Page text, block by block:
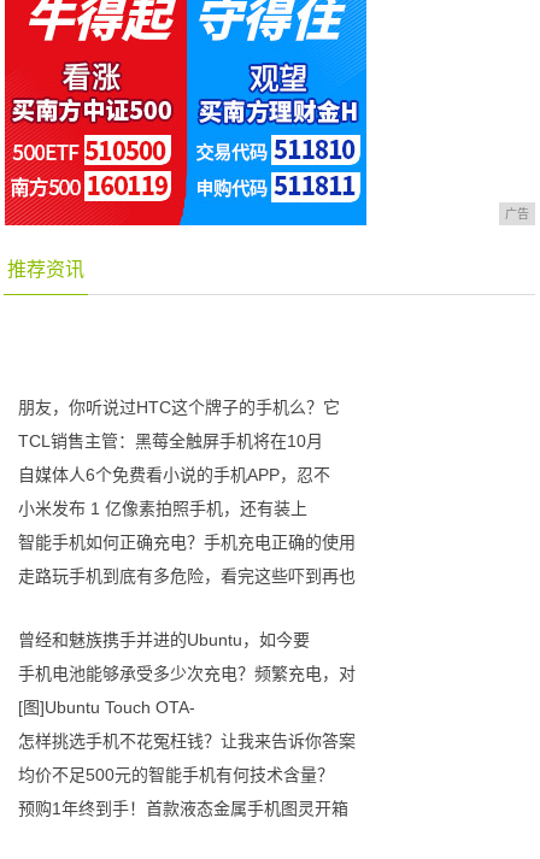
广告
推荐资讯
朋友，你听说过HTC这个牌子的手机么？它
TCL销售主管：黑莓全触屏手机将在10月
自媒体人6个免费看小说的手机APP，忍不
小米发布 1 亿像素拍照手机，还有装上
智能手机如何正确充电？手机充电正确的使用
走路玩手机到底有多危险，看完这些吓到再也
曾经和魅族携手并进的Ubuntu，如今要
手机电池能够承受多少次充电？频繁充电，对
[图]Ubuntu Touch OTA-
怎样挑选手机不花冤枉钱？让我来告诉你答案
均价不足500元的智能手机有何技术含量？
预购1年终到手！首款液态金属手机图灵开箱